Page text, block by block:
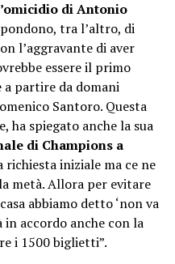
di Antonio
tra l’altro, di
l’aggravante di aver
essere il primo
a partire da domani
Santoro. Questa
ha spiegato anche la sua
di Champions a
richiesta iniziale ma ce ne
metà. Allora per evitare
abbiamo detto ‘non va
in accordo anche con la
i 1500 biglietti”.